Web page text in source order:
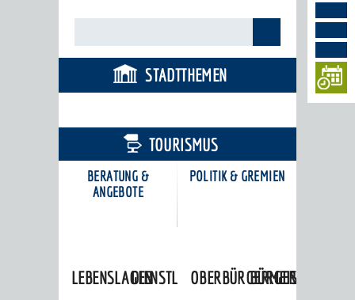
STADTTHEMEN
BERATUNG &
ANGEBOTE
LEBENSLAGENDIENSTLEISTUNGEN
POLITIK & GREMIEN
OBERBÜRGERMEISTER
TOURISMUS
KARRIEREPORTAL